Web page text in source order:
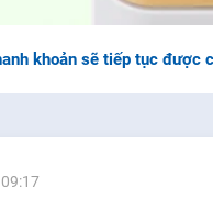
khoản sẽ tiếp tục được